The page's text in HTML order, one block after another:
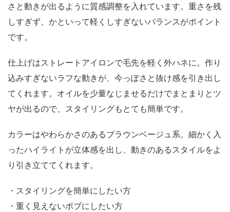
さと動きが出るように質感調整を入れています。重さを残
しすぎず、かといって軽くしすぎないバランスがポイント
です。
仕上げはストレートアイロンで毛先を軽く外ハネに。作り
込みすぎないラフな動きが、今っぽさと抜け感を引き出し
てくれます。オイルを少量なじませるだけでまとまりとツ
ヤが出るので、スタイリングもとても簡単です。
カラーはやわらかさのあるブラウンベージュ系。細かく入
ったハイライトが立体感を出し、動きのあるスタイルをよ
り引き立ててくれます。
・スタイリングを簡単にしたい方
・重く見えないボブにしたい方